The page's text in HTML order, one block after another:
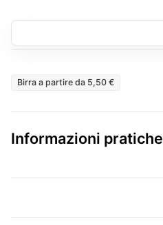
Birra a partire da 5,50 €
Informazioni pratiche